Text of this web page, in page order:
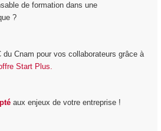
de formation dans une
?
du Cnam pour vos collaborateurs grâce à
Start Plus.
aux enjeux de votre entreprise !